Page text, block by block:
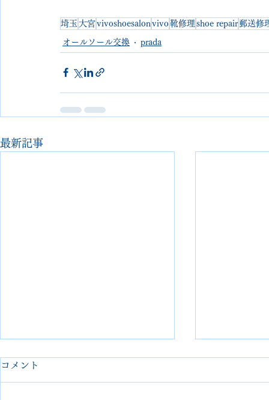
埼玉 大宮vivoshoesalon vivo靴修理 shoe repair郵送修
オールソール交換 prada
最新記事
コメント